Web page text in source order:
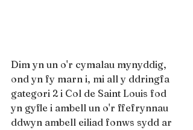
Dim yn un o'r cymalau mynyddig,
ond yn fy marn i, mi all y ddringfa
gategori 2 i Col de Saint Louis fod
yn gyfle i ambell un o'r ffefrynnau
ddwyn ambell eiliad fonws sydd ar